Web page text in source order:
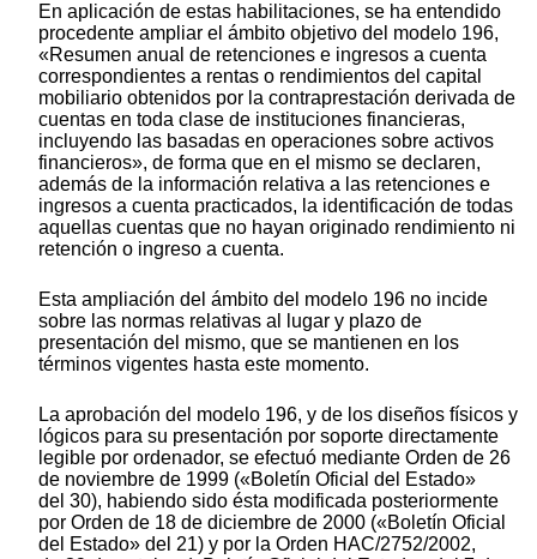
En aplicación de estas habilitaciones, se ha entendido
procedente ampliar el ámbito objetivo del modelo 196,
«Resumen anual de retenciones e ingresos a cuenta
correspondientes a rentas o rendimientos del capital
mobiliario obtenidos por la contraprestación derivada de
cuentas en toda clase de instituciones financieras,
incluyendo las basadas en operaciones sobre activos
financieros», de forma que en el mismo se declaren,
además de la información relativa a las retenciones e
ingresos a cuenta practicados, la identificación de todas
aquellas cuentas que no hayan originado rendimiento ni
retención o ingreso a cuenta.
Esta ampliación del ámbito del modelo 196 no incide
sobre las normas relativas al lugar y plazo de
presentación del mismo, que se mantienen en los
términos vigentes hasta este momento.
La aprobación del modelo 196, y de los diseños físicos y
lógicos para su presentación por soporte directamente
legible por ordenador, se efectuó mediante Orden de 26
de noviembre de 1999 («Boletín Oficial del Estado»
del 30), habiendo sido ésta modificada posteriormente
por Orden de 18 de diciembre de 2000 («Boletín Oficial
del Estado» del 21) y por la Orden HAC/2752/2002,